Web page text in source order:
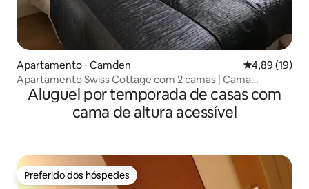
Apartamento ⋅ Camden 4,89 de uma
4,89 (19)
Apartamento Swiss Cottage com 2 camas | Cama
superking
Aluguel por temporada de casas com
cama de altura acessível
Preferido dos hóspedes
Preferido dos hóspedes